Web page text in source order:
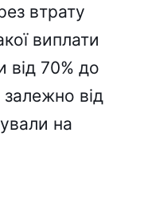
втрату
виплати
від 70% до
від
на